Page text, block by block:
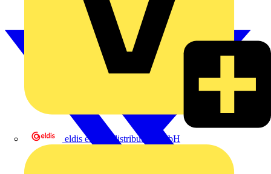
eldis electro distributor GmbH